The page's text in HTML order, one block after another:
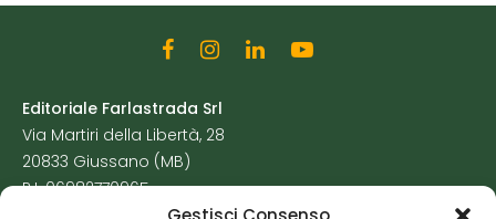
Editoriale Farlastrada Srl
Via Martiri della Libertà, 28
20833 Giussano (MB)
P.I. 06982770965